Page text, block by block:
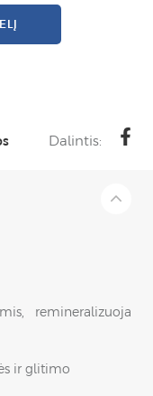
Dalintis:
remineralizuoja
ir glitimo